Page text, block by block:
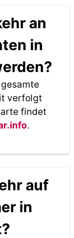
an
in
verfolgt
findet
.
auf
in